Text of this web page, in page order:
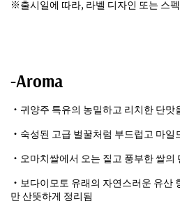
※출시일에 따라, 라벨 디자인 또는 스
-Aroma
・귀양주 특유의 농밀하고 리치한 단
・숙성된 고급 벌꿀처럼 부드럽고 마
・오마치쌀에서 오는 짙고 풍부한 쌀
・보다이모토 유래의 자연스러운 유산
만 산뜻하게 정리됨